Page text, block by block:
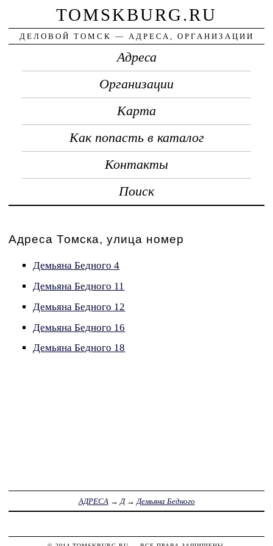
TOMSKBURG.RU
ДЕЛОВОЙ ТОМСК — АДРЕСА, ОРГАНИЗАЦИИ
Адреса
Организации
Карта
Как попасть в каталог
Контакты
Поиск
Адреса Томска, улица номер
Демьяна Бедного 4
Демьяна Бедного 11
Демьяна Бедного 12
Демьяна Бедного 16
Демьяна Бедного 18
АДРЕСА → Д→ Демьяна Бедного